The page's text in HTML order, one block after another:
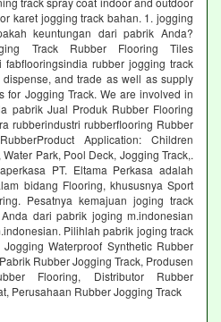
karet jogging track bahan. 1. jogging
keuntungan dari pabrik Anda?
Track Rubber Flooring Tiles
rubber jogging track
and trade as well as supply
for Jogging Track. We are involved in
pabrik Jual Produk Rubber Flooring
rubberindustri rubberflooring Rubber
Application: Children
Park, Pool Deck, Jogging Track,.
PT. Eltama Perkasa adalah
bidang Flooring, khususnya Sport
Pesatnya kemajuan joging track
dari pabrik joging m.indonesian
Pilihlah pabrik joging track
Waterproof Synthetic Rubber
Rubber Jogging Track, Produsen
Flooring, Distributor Rubber
Perusahaan Rubber Jogging Track